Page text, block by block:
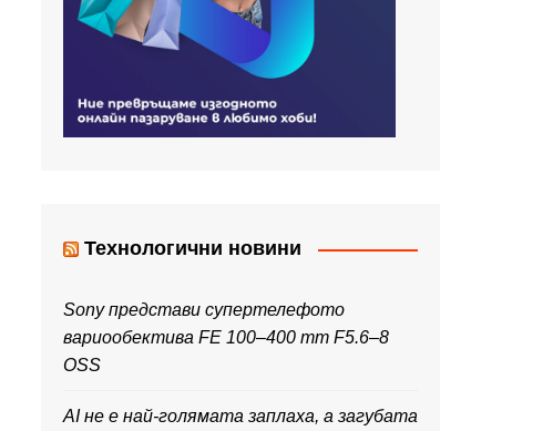
Технологични новини
Sony представи супертелефото
вариообектива FE 100–400 mm F5.6–8
OSS
AI не е най-голямата заплаха, а загубата